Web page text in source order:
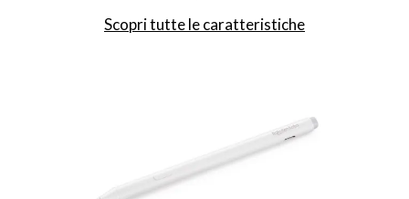
Scopri tutte le caratteristiche